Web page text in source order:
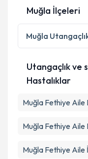
Kişisel
Metni'ni
Muğla İlçeleri
Muğla
Utangaçlık ve
Hastalıklar
Muğla Fethiye Aile
Muğla Fethiye Aile
Muğla Fethiye Aile